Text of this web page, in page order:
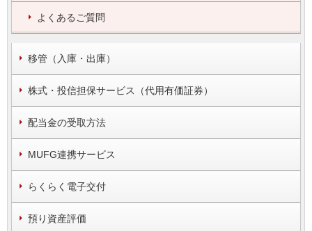
よくあるご質問
移管（入庫・出庫）
株式・投信担保サービス（代用有価証券）
配当金の受取方法
MUFG連携サービス
らくらく電子交付
預り資産評価